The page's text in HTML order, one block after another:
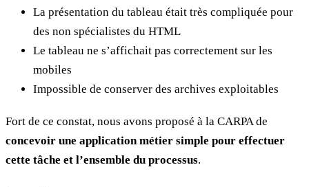
La présentation du tableau était très compliquée pour
des non spécialistes du HTML
Le tableau ne s’affichait pas correctement sur les
mobiles
Impossible de conserver des archives exploitables
Fort de ce constat, nous avons proposé à la CARPA de
concevoir une application métier simple pour effectuer
cette tâche et l’ensemble du processus.